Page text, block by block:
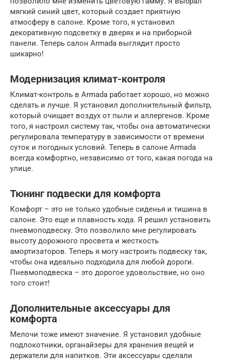
мягкий синий цвет, который создает приятную
атмосферу в салоне. Кроме того, я установил
декоративную подсветку в дверях и на приборной
панели. Теперь салон Armada выглядит просто
шикарно!
Модернизация климат-контроля
Климат-контроль в Armada работает хорошо, но можно
сделать и лучше. Я установил дополнительный фильтр,
который очищает воздух от пыли и аллергенов. Кроме
того, я настроил систему так, чтобы она автоматически
регулировала температуру в зависимости от времени
суток и погодных условий. Теперь в салоне Armada
всегда комфортно, независимо от того, какая погода на
улице.
Тюнинг подвески для комфорта
Комфорт – это не только удобные сиденья и тишина в
салоне. Это еще и плавность хода. Я решил установить
пневмоподвеску. Это позволило мне регулировать
высоту дорожного просвета и жесткость
амортизаторов. Теперь я могу настроить подвеску так,
чтобы она идеально подходила для любой дороги.
Пневмоподвеска – это дорогое удовольствие, но оно
того стоит!
Дополнительные аксессуары для
комфорта
Мелочи тоже имеют значение. Я установил удобные
подлокотники, органайзеры для хранения вещей и
держатели для напитков. Эти аксессуары сделали